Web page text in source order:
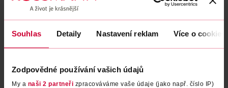
Souhlas Detaily Nastavení reklam Více o cookies
Zodpovědné používání vašich údajů
My a naši 2 partneři zpracováváme vaše údaje (jako např. číslo IP)